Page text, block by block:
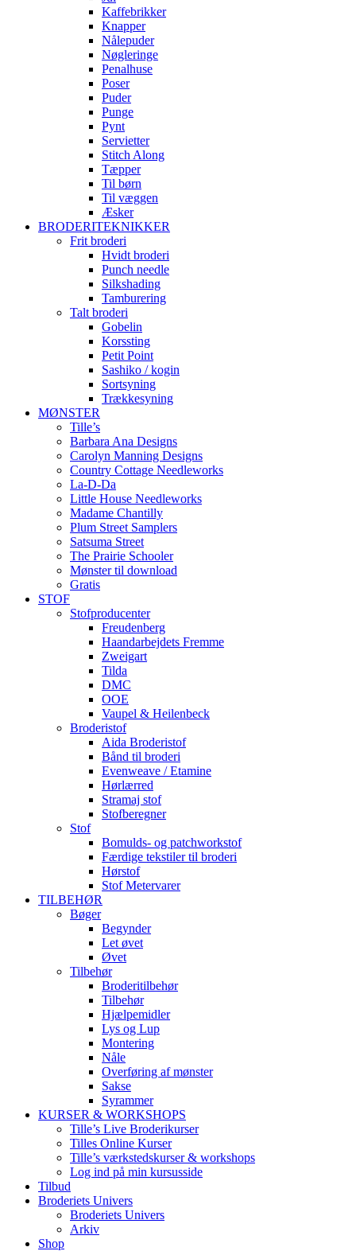
Kaffebrikker
Knapper
Nålepuder
Nøgleringe
Penalhuse
Poser
Puder
Punge
Pynt
Servietter
Stitch Along
Tæpper
Til børn
Til væggen
Æsker
BRODERITEKNIKKER
Frit broderi
Hvidt broderi
Punch needle
Silkshading
Tamburering
Talt broderi
Gobelin
Korssting
Petit Point
Sashiko / kogin
Sortsyning
Trækkesyning
MØNSTER
Tille’s
Barbara Ana Designs
Carolyn Manning Designs
Country Cottage Needleworks
La-D-Da
Little House Needleworks
Madame Chantilly
Plum Street Samplers
Satsuma Street
The Prairie Schooler
Mønster til download
Gratis
STOF
Stofproducenter
Freudenberg
Haandarbejdets Fremme
Zweigart
Tilda
DMC
OOE
Vaupel & Heilenbeck
Broderistof
Aida Broderistof
Bånd til broderi
Evenweave / Etamine
Hørlærred
Stramaj stof
Stofberegner
Stof
Bomulds- og patchworkstof
Færdige tekstiler til broderi
Hørstof
Stof Metervarer
TILBEHØR
Bøger
Begynder
Let øvet
Øvet
Tilbehør
Broderitilbehør
Tilbehør
Hjælpemidler
Lys og Lup
Montering
Nåle
Overføring af mønster
Sakse
Syrammer
KURSER & WORKSHOPS
Tille’s Live Broderikurser
Tilles Online Kurser
Tille’s værkstedskurser & workshops
Log ind på min kursusside
Tilbud
Broderiets Univers
Broderiets Univers
Arkiv
Shop